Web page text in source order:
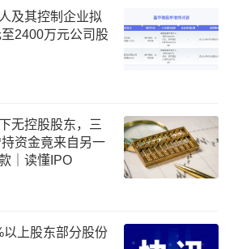
及其控制企业拟
2400万元公司股
无控股股东，三
资金竟来自另一
｜读懂IPO
上股东部分股份